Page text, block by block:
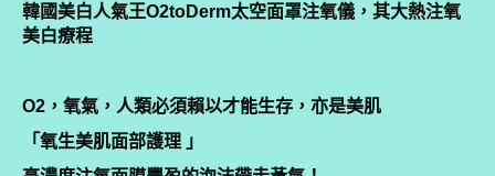
韓國美白人氣王O2toDerm太空面罩注氧儀，其大熱注氧
美白療程
O2，氧氣，人類必須賴以才能生存，亦是美肌
「氧生美肌面部護理 」